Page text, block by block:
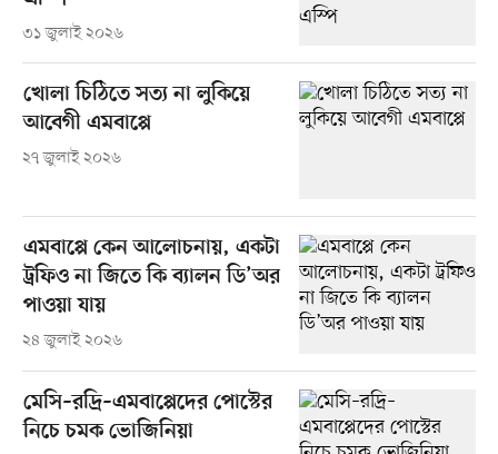
৩১ জুলাই ২০২৬
খোলা চিঠিতে সত্য না লুকিয়ে
আবেগী এমবাপ্পে
২৭ জুলাই ২০২৬
এমবাপ্পে কেন আলোচনায়, একটা
ট্রফিও না জিতে কি ব্যালন ডি’অর
পাওয়া যায়
২৪ জুলাই ২০২৬
মেসি–রদ্রি–এমবাপ্পেদের পোস্টের
নিচে চমক ভোজিনিয়া